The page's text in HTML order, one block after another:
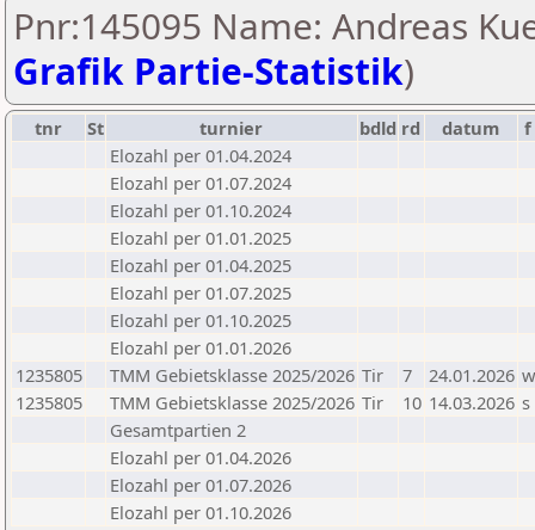
Pnr:145095 Name: Andreas
Grafik Partie-Statistik)
tnr St turnier bdld rd datum
f
Elozahl per 01.04.2024
Elozahl per 01.07.2024
Elozahl per 01.10.2024
Elozahl per 01.01.2025
Elozahl per 01.04.2025
Elozahl per 01.07.2025
Elozahl per 01.10.2025
Elozahl per 01.01.2026
1235805
TMM Gebietsklasse 2025/2026 Tir 7 24.01.2026 w
1235805
TMM Gebietsklasse 2025/2026 Tir 10 14.03.2026 s
Gesamtpartien 2
Elozahl per 01.04.2026
Elozahl per 01.07.2026
Elozahl per 01.10.2026